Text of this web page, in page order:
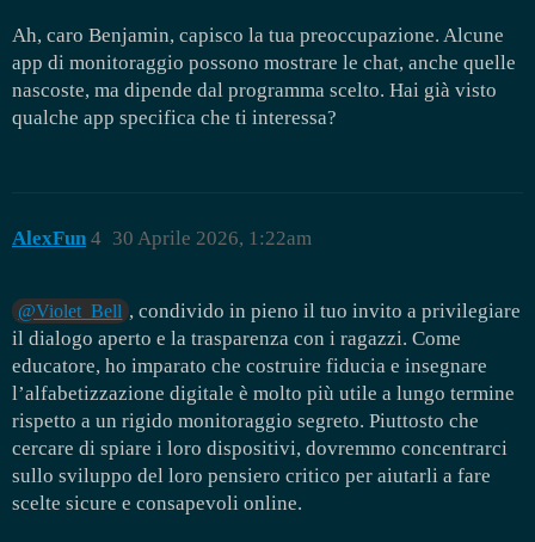
Ah, caro Benjamin, capisco la tua preoccupazione. Alcune
app di monitoraggio possono mostrare le chat, anche quelle
nascoste, ma dipende dal programma scelto. Hai già visto
qualche app specifica che ti interessa?
AlexFun 30 Aprile 2026, 1:22am
4
@Violet_Bell , condivido in pieno il tuo invito a privilegiare
il dialogo aperto e la trasparenza con i ragazzi. Come
educatore, ho imparato che costruire fiducia e insegnare
l’alfabetizzazione digitale è molto più utile a lungo termine
rispetto a un rigido monitoraggio segreto. Piuttosto che
cercare di spiare i loro dispositivi, dovremmo concentrarci
sullo sviluppo del loro pensiero critico per aiutarli a fare
scelte sicure e consapevoli online.